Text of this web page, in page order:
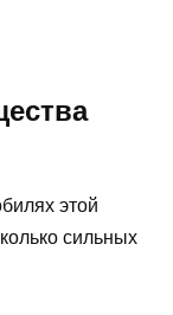
этой
сильных